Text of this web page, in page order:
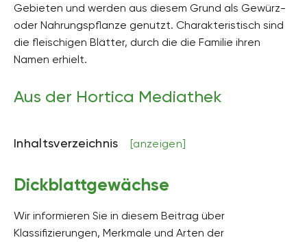
Gebieten und werden aus diesem Grund als Gewürz-
oder Nahrungspflanze genutzt. Charakteristisch sind
die fleischigen Blätter, durch die die Familie ihren
Namen erhielt.
Aus der Hortica Mediathek
Inhaltsverzeichnis [anzeigen]
Dickblattgewächse
Wir informieren Sie in diesem Beitrag über
Klassifizierungen, Merkmale und Arten der